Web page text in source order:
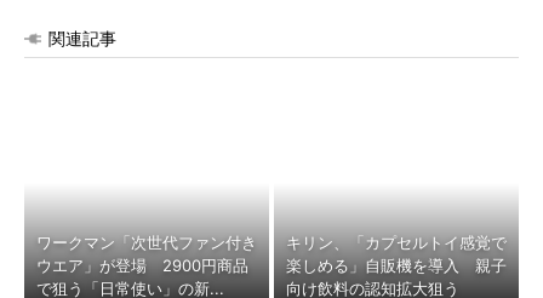
関連記事
ワークマン「次世代ファン付き
ウエア」が登場 2900円商品
で狙う「日常使い」の新...
キリン、「カプセルトイ感覚で
楽しめる」自販機を導入 親子
向け飲料の認知拡大狙う